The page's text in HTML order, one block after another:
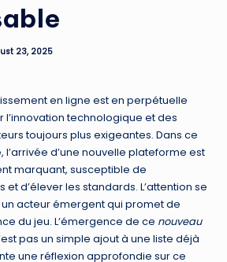
23, 2025
en ligne est en perpétuelle
l’innovation technologique et des
toujours plus exigeantes. Dans ce
d’une nouvelle plateforme est
marquant, susceptible de
d’élever les standards. L’attention se
un acteur émergent qui promet de
du jeu. L’émergence de ce nouveau
pas un simple ajout à une liste déjà
une réflexion approfondie sur ce